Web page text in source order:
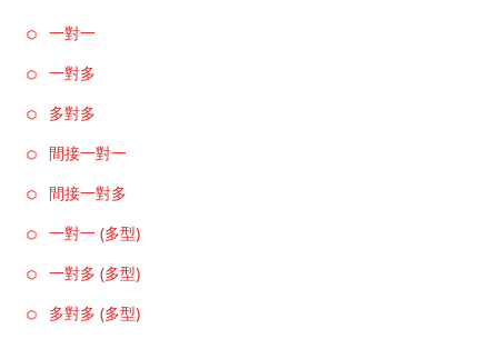
一對一
一對多
多對多
間接一對一
間接一對多
一對一 (多型)
一對多 (多型)
多對多 (多型)